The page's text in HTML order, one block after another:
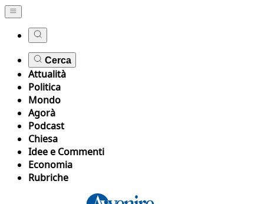
Cerca
Attualità
Politica
Mondo
Agorà
Podcast
Chiesa
Idee e Commenti
Economia
Rubriche